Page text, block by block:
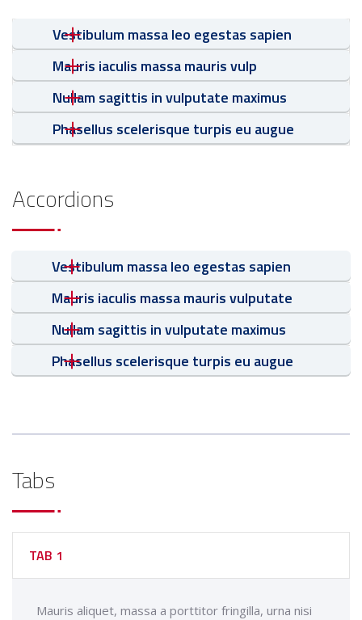
Vestibulum massa leo egestas sapien
Mauris iaculis massa mauris vulp
Nullam sagittis in vulputate maximus
Phasellus scelerisque turpis eu augue
Accordions
Vestibulum massa leo egestas sapien
Mauris iaculis massa mauris vulputate
Nullam sagittis in vulputate maximus
Phasellus scelerisque turpis eu augue
Tabs
TAB 1
Mauris aliquet, massa a porttitor fringilla, urna nisi